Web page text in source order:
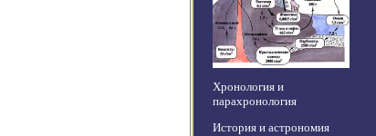
Хронология и
парахронология
История и астрономия